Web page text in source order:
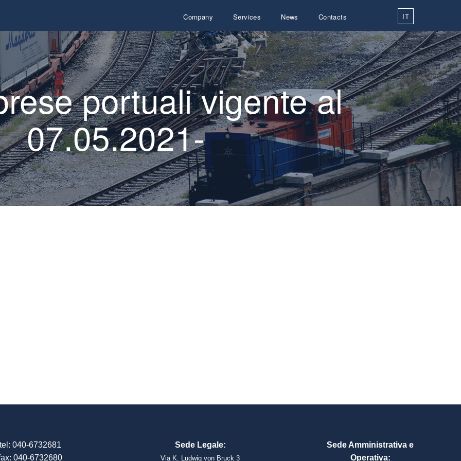
Company Services News Contacts IT
portuali vigente al
07.05.2021-
tel: 040-6732681
040-6732680
Sede Legale:
Via K. Ludwig von Bruck 3
Sede Amministrativa e
Operativa: